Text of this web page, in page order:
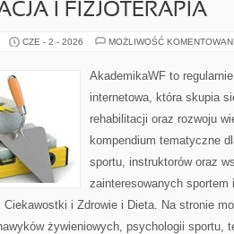
I FIZJOTERAPIA
CZE - 2 - 2026 MOŻLIWOŚĆ
AkademikaWF to
internetowa, która skupia
rehabilitacji oraz rozwoju
kompendium tematyczne
sportu, instruktorów oraz
zainteresowanych sportem
Ciekawostki i Zdrowie i Dieta. Na stronie
żywieniowych, psychologii sportu,